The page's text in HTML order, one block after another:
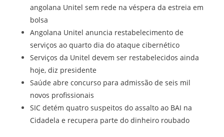
angolana Unitel sem rede na véspera da estreia em
bolsa
Angolana Unitel anuncia restabelecimento de
serviços ao quarto dia do ataque cibernético
Serviços da Unitel devem ser restabelecidos ainda
hoje, diz presidente
Saúde abre concurso para admissão de seis mil
novos profissionais
SIC detém quatro suspeitos do assalto ao BAI na
Cidadela e recupera parte do dinheiro roubado